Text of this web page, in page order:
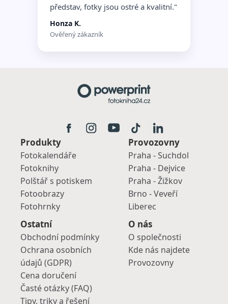
představ, fotky jsou ostré a kvalitní."
Honza K.
Ověřený zákazník
Produkty
Fotokalendáře
Fotoknihy
Polštář s potiskem
Fotoobrazy
Fotohrnky
Provozovny
Praha - Suchdol
Praha - Dejvice
Praha - Žižkov
Brno - Veveří
Liberec
Ostatní
Obchodní podmínky
Ochrana osobních
údajů (GDPR)
Cena doručení
Časté otázky (FAQ)
Tipy, triky a řešení
O nás
O společnosti
Kde nás najdete
Provozovny